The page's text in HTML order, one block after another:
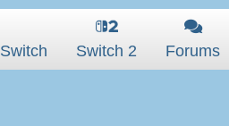
Switch Switch 2 Forums